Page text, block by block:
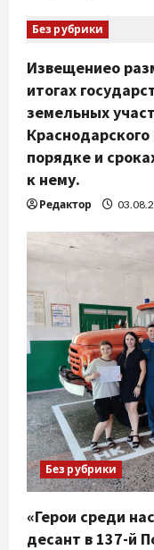
Без рубрики
Извещениео
итогах
земельных
порядке и
к нему.
Редактор
Без рубрики
«Герои среди
десант в 137-й